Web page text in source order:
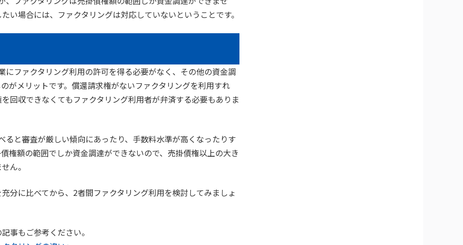
い場合には、ファクタリングは対応していないということです。
にファクタリング利用の許可を得る必要がなく、その他の資金調
がメリットです。償還請求権がないファクタリングを利用すれ
回収できなくてもファクタリング利用者が弁済する必要もありま
ると審査が厳しい傾向にあったり、手数料水準が高くなったりす
権額の範囲でしか資金調達ができないので、売掛債権以上の大き
ん。
分に比べてから、2者間ファクタリング利用を検討してみましょ
事もご参考ください。